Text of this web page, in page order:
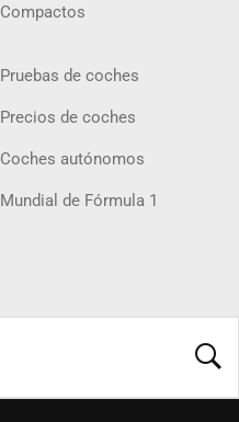
Compactos
Pruebas de coches
Precios de coches
Coches autónomos
Mundial de Fórmula 1